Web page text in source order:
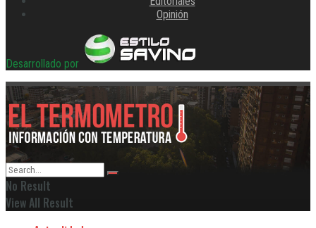
Opinión
Desarrollado por
No Result
View All Result